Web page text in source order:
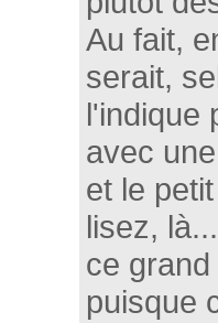
Au fait,
serait,
l'indique
avec
et le
lisez,
ce
puisque